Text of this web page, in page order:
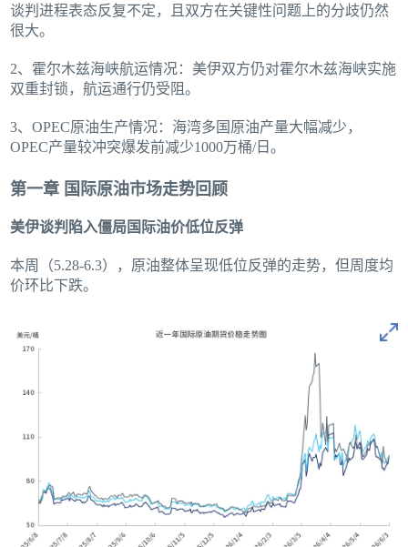
谈判进程表态反复不定，且双方在关键性问题上的分歧仍然
很大。
2、霍尔木兹海峡航运情况：美伊双方仍对霍尔木兹海峡实施
双重封锁，航运通行仍受阻。
3、OPEC原油生产情况：海湾多国原油产量大幅减少，
OPEC产量较冲突爆发前减少1000万桶/日。
第一章 国际原油市场走势回顾
美伊谈判陷入僵局国际油价低位反弹
本周（5.28-6.3），原油整体呈现低位反弹的走势，但周度均
价环比下跌。